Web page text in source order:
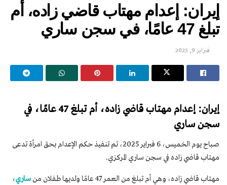
إيران: إعدام مهتاب قاضي زاده، أم
تبلغ 47 عامًا، في سجن ساري
فبراير 9, 2025
إيران: إعدام مهتاب قاضي زاده، أم تبلغ 47 عامًا، في
سجن ساري
صباح يوم الخميس، 6 فبراير 2025، تم تنفيذ حكم الإعدام بحق امرأة تدعى
مهتاب قاضي زاده في سجن ساري المركزي.
مهتاب قاضي زاده، وهي أم تبلغ من العمر 47 عامًا ولديها طفلان من
ساري،